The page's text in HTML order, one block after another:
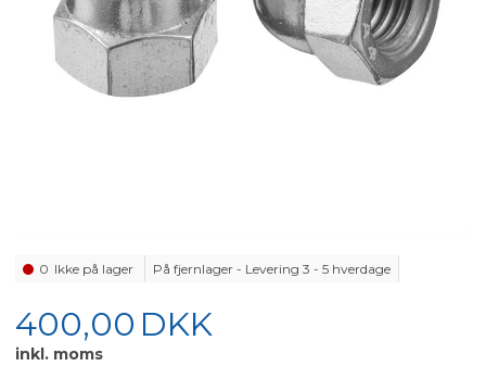
0 Ikke på lager På fjernlager - Levering 3 - 5 hverdage
400,00 DKK
inkl. moms